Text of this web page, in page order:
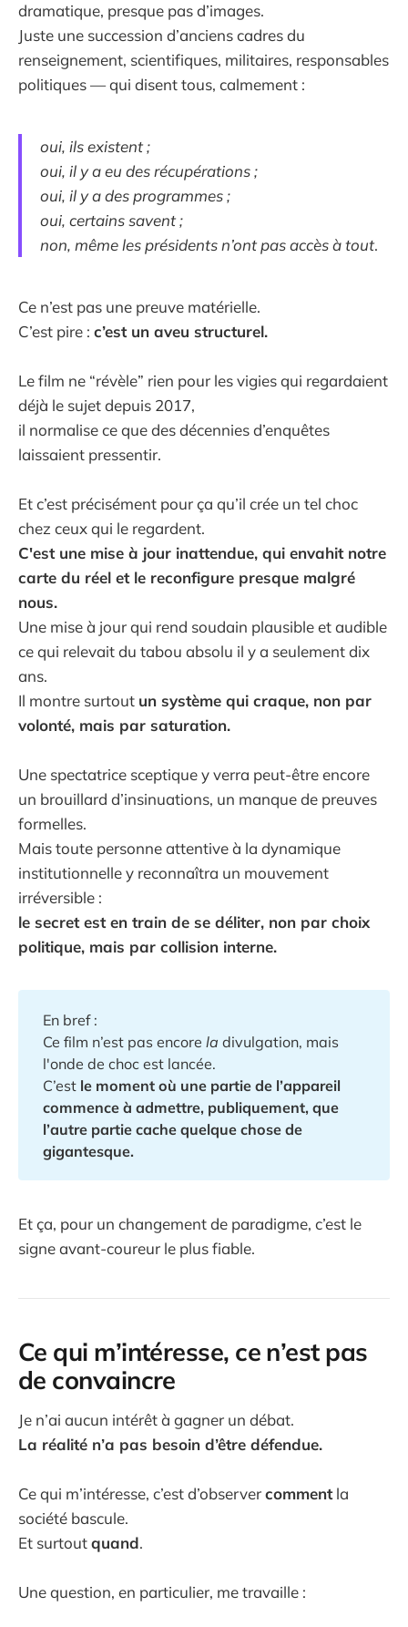
dramatique, presque pas d’images.
Juste une succession d’anciens cadres du
renseignement, scientifiques, militaires, responsables
politiques — qui disent tous, calmement :
oui, ils existent ;
oui, il y a eu des récupérations ;
oui, il y a des programmes ;
oui, certains savent ;
non, même les présidents n’ont pas accès à tout.
Ce n’est pas une preuve matérielle.
C’est pire : c’est un aveu structurel.
Le film ne “révèle” rien pour les vigies qui regardaient
déjà le sujet depuis 2017,
il normalise ce que des décennies d’enquêtes
laissaient pressentir.
Et c’est précisément pour ça qu’il crée un tel choc
chez ceux qui le regardent.
C'est une mise à jour inattendue, qui envahit notre
carte du réel et le reconfigure presque malgré
nous.
Une mise à jour qui rend soudain plausible et audible
ce qui relevait du tabou absolu il y a seulement dix
ans.
Il montre surtout un système qui craque, non par
volonté, mais par saturation.
Une spectatrice sceptique y verra peut-être encore
un brouillard d’insinuations, un manque de preuves
formelles.
Mais toute personne attentive à la dynamique
institutionnelle y reconnaîtra un mouvement
irréversible :
le secret est en train de se déliter, non par choix
politique, mais par collision interne.
En bref :
Ce film n’est pas encorela divulgation, mais
l'onde de choc est lancée.
C’est le moment où une partie de l’appareil
commence à admettre, publiquement, que
l’autre partie cache quelque chose de
gigantesque.
Et ça, pour un changement de paradigme, c’est le
signe avant-coureur le plus fiable.
Ce qui m’intéresse, ce n’est pas
de convaincre
Je n’ai aucun intérêt à gagner un débat.
La réalité n’a pas besoin d’être défendue.
Ce qui m’intéresse, c’est d’observercommentla
société bascule.
Et surtoutquand.
Une question, en particulier, me travaille :